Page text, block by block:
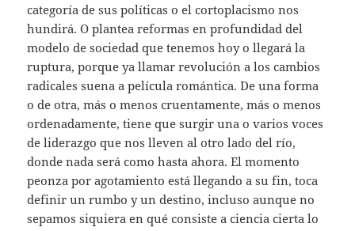
categoría de sus políticas o el cortoplacismo nos
hundirá. O plantea reformas en profundidad del
modelo de sociedad que tenemos hoy o llegará la
ruptura, porque ya llamar revolución a los cambios
radicales suena a película romántica. De una forma
o de otra, más o menos cruentamente, más o menos
ordenadamente, tiene que surgir una o varios voces
de liderazgo que nos lleven al otro lado del río,
donde nada será como hasta ahora. El momento
peonza por agotamiento está llegando a su fin, toca
definir un rumbo y un destino, incluso aunque no
sepamos siquiera en qué consiste a ciencia cierta lo